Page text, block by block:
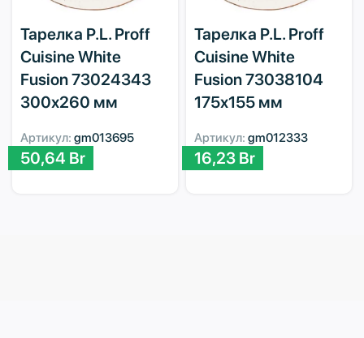
Тарелка P.L. Proff
Cuisine White
Fusion 73024343
300х260 мм
Артикул: gm013695
50,64 Br
Тарелка P.L. Proff
Cuisine White
Fusion 73038104
175х155 мм
Артикул: gm012333
16,23 Br